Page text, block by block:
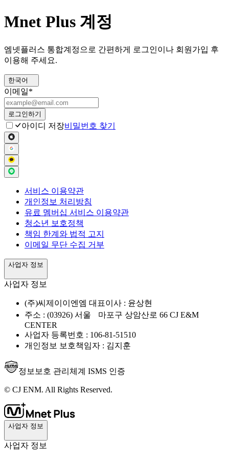
Mnet Plus 계정
엠넷플러스 통합계정으로 간편하게 로그인이나 회원가입 후
이용해 주세요.
한국어
이메일*
로그인하기
아이디 저장비밀번호 찾기
서비스 이용약관
개인정보 처리방침
유료 멤버십 서비스 이용약관
청소년 보호정책
책임 한계와 법적 고지
이메일 무단 수집 거부
사업자 정보
사업자 정보
(주)씨제이이엔엠 대표이사 : 윤상현
주소 : (03926) 서울 마포구 상암산로 66 CJ E&M
CENTER
사업자 등록번호 : 106-81-51510
개인정보 보호책임자 : 김지훈
정보보호 관리체계 ISMS 인증
© CJ ENM. All Rights Reserved.
사업자 정보
사업자 정보